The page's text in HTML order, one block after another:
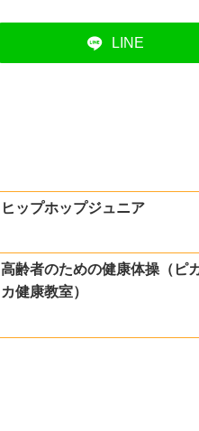
LINE
ヒップホップジュニア
高齢者のための健康体操（ピ
カ健康教室）